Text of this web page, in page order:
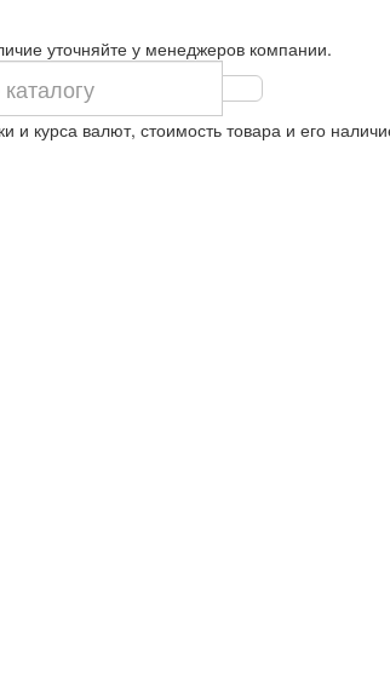
уточняйте у менеджеров компании.
и курса валют, стоимость товара и его